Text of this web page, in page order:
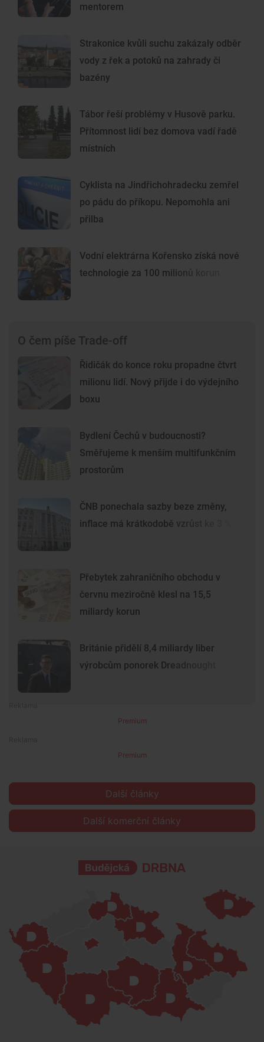
mentorem
Strakonice kvůli suchu zakázaly odběr
vody z řek a potoků na zahrady či
bazény
Tábor řeší problémy v Husově parku.
Přítomnost lidí bez domova vadí řadě
místních
Cyklista na Jindřichohradecku zemřel
po pádu do příkopu. Nepomohla ani
přilba
Vodní elektrárna Kořensko získá nové
technologie za 100 milionů korun
O čem píše Trade-off
Řidičák do konce roku propadne čtvrt
milionu lidí. Nový přijde i do výdejního
boxu
Bydlení Čechů v budoucnosti?
Směřujeme k menším multifunkčním
prostorům
ČNB ponechala sazby beze změny,
inflace má krátkodobě vzrůst ke 3 %
Přebytek zahraničního obchodu v
červnu meziročně klesl na 15,5
miliardy korun
Británie přidělí 8,4 miliardy liber
výrobcům ponorek Dreadnought
Premium
Premium
Další články
Další komerční články